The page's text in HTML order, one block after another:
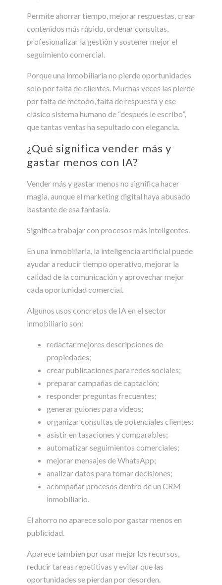
Permite ahorrar tiempo, mejorar respuestas, crear
contenidos más rápido, ordenar consultas,
profesionalizar la gestión y sostener mejor el
seguimiento comercial.
Porque una inmobiliaria no pierde oportunidades
solo por falta de clientes. Muchas veces las pierde
por falta de método, falta de respuesta y ese
clásico sistema humano de “después le escribo”,
que tantas ventas ha sepultado con elegancia.
¿Qué significa vender más y
gastar menos con IA?
Vender más y gastar menos no significa hacer
magia, aunque el marketing digital haya abusado
bastante de esa fantasía.
Significa trabajar con procesos más inteligentes.
En una inmobiliaria, la inteligencia artificial puede
ayudar a reducir tiempo operativo, mejorar la
calidad de la comunicación y aprovechar mejor
cada oportunidad comercial.
Algunos usos concretos de IA en el sector
inmobiliario son:
redactar mejores descripciones de
propiedades;
crear publicaciones para redes sociales;
preparar campañas de captación;
responder preguntas frecuentes;
generar guiones para videos;
organizar consultas de potenciales clientes;
asistir en tasaciones y comparables;
automatizar seguimientos comerciales;
mejorar mensajes de WhatsApp;
analizar datos para tomar decisiones;
acompañar procesos dentro de un CRM
inmobiliario.
El ahorro no aparece solo por gastar menos en
publicidad.
Aparece también por usar mejor los recursos,
reducir tareas repetitivas y evitar que las
oportunidades se pierdan por desorden.